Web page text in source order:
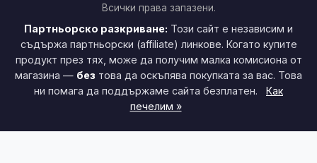
Всички права запазени.
Партньорско разкриване: Този сайт е независим и
съдържа партньорски (affiliate) линкове. Когато купите
продукт през тях, може да получим малка комисиона от
магазина — без това да оскъпява покупката за вас. Това
ни помага да поддържаме сайта безплатен.
Как
печелим »